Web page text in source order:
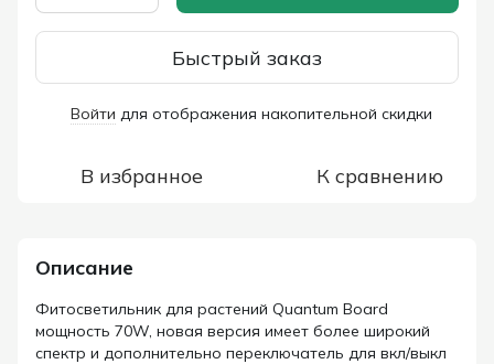
Быстрый заказ
Войти для отображения накопительной скидки
В избранное К сравнению
Описание
Фитосветильник для растений Quantum Board
мощность 70W, новая версия имеет более широкий
спектр и дополнительно переключатель для вкл/выкл